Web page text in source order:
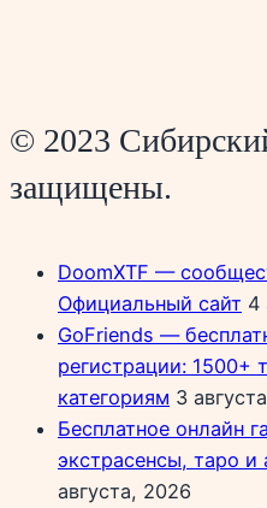
© 2023
защищены.
DoomXTF —
Официальный сайт 4
GoFriends —
регистрации: 1500+
категориям 3
Бесплатное онлайн
экстрасенсы, таро и
августа, 2026